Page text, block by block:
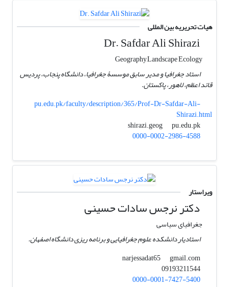
هیات تحریریه بین المللی
Dr. Safdar Ali Shirazi
Geography,Landscape Ecology
استاد جغرافیا و مدیر سابق موسسۀ جغرافیا، دانشگاه پنجاب، پردیس
قائد اعظم، لاهور، پاکستان.
pu.edu.pk/faculty/description/365/Prof-Dr-Safdar-Ali-
Shirazi.html
shirazi.geog
pu.edu.pk
0000-0002-2986-4588
ویراستار
دکتر نرجس سادات حسینی
جغرافیای سیاسی
استادیار دانشکده علوم جغرافیایی و برنامه ریزی دانشگاه اصفهان.
narjessadat65
gmail.com
09193211544
0000-0001-7427-5400